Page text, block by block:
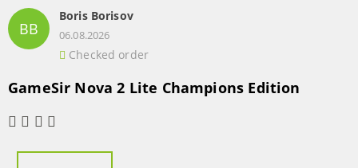
BB
Boris Borisov
06.08.2026
Checked order
GameSir Nova 2 Lite Champions Edition